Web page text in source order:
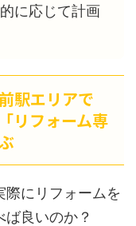
に応じて計画
駅エリアで
リフォーム専
際にリフォームを
良いのか？